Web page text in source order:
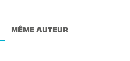
MÊME AUTEUR